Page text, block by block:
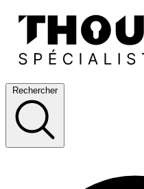
Rechercher